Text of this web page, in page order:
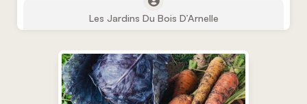
Les Jardins Du Bois D’Arnelle